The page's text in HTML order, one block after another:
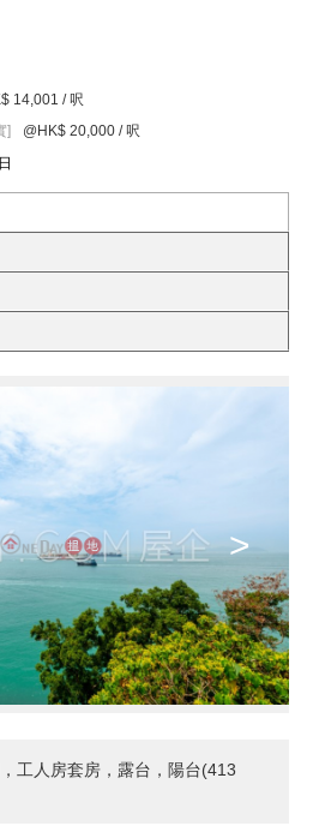
14,001 / 呎
] @HK$ 20,000 / 呎
>
工人房套房，露台，陽台(413